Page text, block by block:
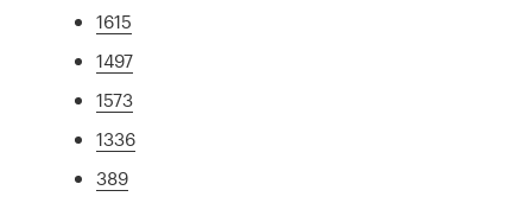
1615
1497
1573
1336
389